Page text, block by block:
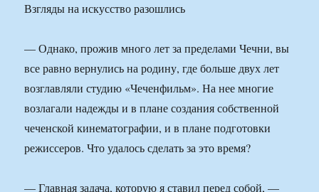
Взгляды на искусство разошлись
— Однако, прожив много лет за пределами Чечни, вы
все равно вернулись на родину, где больше двух лет
возглавляли студию «Чеченфильм». На нее многие
возлагали надежды и в плане создания собственной
чеченской кинематографии, и в плане подготовки
режиссеров. Что удалось сделать за это время?
— Главная задача, которую я ставил перед собой, —